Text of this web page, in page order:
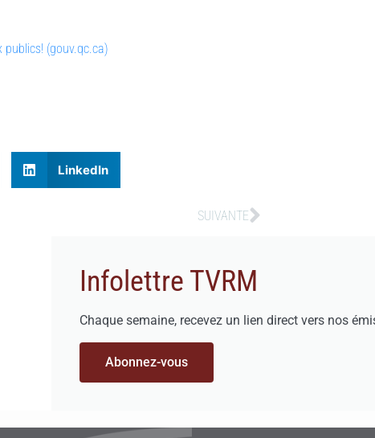
(gouv.qc.ca)
LinkedIn
SUIVANTE
Infolettre TVRM
Chaque semaine, recevez un lien direct vers nos
Abonnez-vous